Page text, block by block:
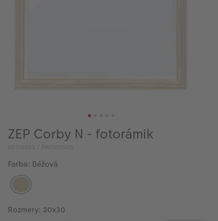
ZEP Corby N - fotorámik
80159205 / PIM5005115
Farba: Béžová
Rozmery: 20x30